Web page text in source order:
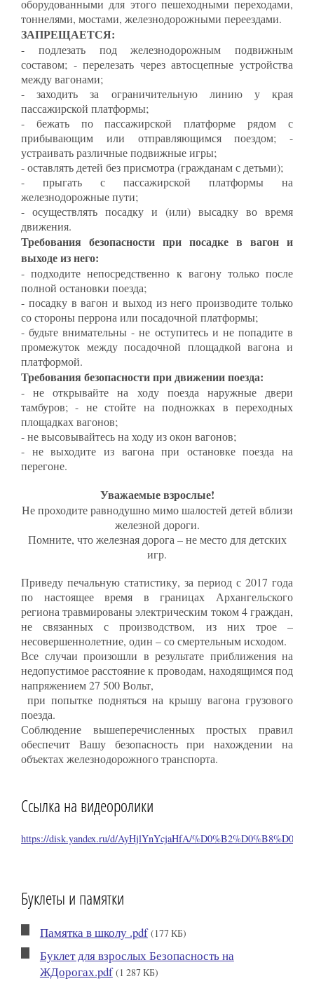
оборудованными для этого пешеходными переходами,
тоннелями, мостами, железнодорожными переездами.
ЗАПРЕЩАЕТСЯ:
- подлезать под железнодорожным подвижным
составом; - перелезать через автосцепные устройства
между вагонами;
- заходить за ограничительную линию у края
пассажирской платформы;
- бежать по пассажирской платформе рядом с
прибывающим или отправляющимся поездом; -
устраивать различные подвижные игры;
- оставлять детей без присмотра (гражданам с детьми);
- прыгать с пассажирской платформы на
железнодорожные пути;
- осуществлять посадку и (или) высадку во время
движения.
Требования безопасности при посадке в вагон и
выходе из него:
- подходите непосредственно к вагону только после
полной остановки поезда;
- посадку в вагон и выход из него производите только
со стороны перрона или посадочной платформы;
- будьте внимательны - не оступитесь и не попадите в
промежуток между посадочной площадкой вагона и
платформой.
Требования безопасности при движении поезда:
- не открывайте на ходу поезда наружные двери
тамбуров; - не стойте на подножках в переходных
площадках вагонов;
- не высовывайтесь на ходу из окон вагонов;
- не выходите из вагона при остановке поезда на
перегоне.
Уважаемые взрослые!
Не проходите равнодушно мимо шалостей детей вблизи
железной дороги.
Помните, что железная дорога – не место для детских
игр.
Приведу печальную статистику, за период с 2017 года
по настоящее время в границах Архангельского
региона травмированы электрическим током 4 граждан,
не связанных с производством, из них трое –
несовершеннолетние, один – со смертельным исходом.
Все случаи произошли в результате приближения на
недопустимое расстояние к проводам, находящимся под
напряжением 27 500 Вольт,
при попытке подняться на крышу вагона грузового
поезда.
Соблюдение вышеперечисленных простых правил
обеспечит Вашу безопасность при нахождении на
объектах железнодорожного транспорта.
Ссылка на видеоролики
https://disk.yandex.ru/d/AyHjlYnYcjaHfA/
Буклеты и памятки
Памятка в школу .pdf (177 КБ)
Буклет для взрослых Безопасность на
ЖДорогах.pdf (1 287 КБ)